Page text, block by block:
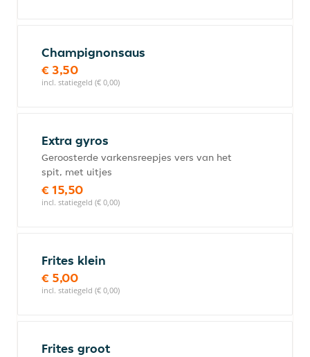
Champignonsaus
€ 3,50
incl. statiegeld (€ 0,00)
Extra gyros
Geroosterde varkensreepjes vers van het
spit, met uitjes
€ 15,50
incl. statiegeld (€ 0,00)
Frites klein
€ 5,00
incl. statiegeld (€ 0,00)
Frites groot